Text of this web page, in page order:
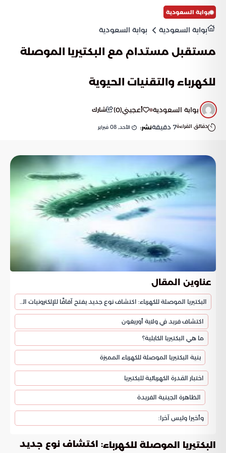
بوابة السعودية
بوابة السعودية بوابة السعودية
مستقبل مستدام مع البكتيريا الموصلة
للكهرباء والتقنيات الحيوية
بوابة السعودية أعجبني(
0
) شارك
دقائق القراءة7 دقيقةنشر: الأحد, 08 فبراير
عناوين المقال
البكتيريا الموصلة للكهرباء: اكتشاف نوع جديد يفتح آفاقًا للإلكترونيات الحيوية
اكتشاف فريد في ولاية أوريغون
ما هي البكتيريا الكابلية؟
بنية البكتيريا الموصلة للكهرباء المميزة
اختبار القدرة الكهربائية للبكتيريا
الظاهرة الجينية الفريدة
وأخيرا وليس آخرا:
البكتيريا الموصلة للكهرباء: اكتشاف نوع جديد